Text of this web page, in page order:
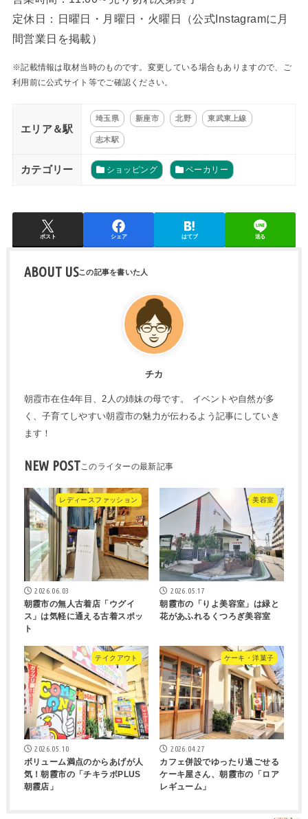
定休日：日曜日・月曜日・火曜日（公式Instagramに月
間営業日を掲載）
※記載情報は取材当時のものです。変更している場合もありますので、ご
利用前に公式サイト等でご確認ください。
エリア＆駅
埼玉県 新座市 北野 東武東上線
志木駅
カテゴリー ショッピング ベーカリー
ポスト シェア はてブ 送る
ABOUT US
チカ
朝霞市在住4年目、2人の姉妹の母です。 イベントや自然が多
く、子育てしやすい朝霞市の魅力が伝わるよう記事にしていき
ます！
NEW POST
レディースファッション
2026.06.03
朝霞市の無人古着店「ウグイ
ス」は気軽に通える古着スポッ
ト
美容室
2026.05.17
朝霞市の「りよ美容室」は緑と
花があふれるくつろぎ美容室
テイクアウト
2026.05.10
ボリューム満点のからあげが人
気！朝霞市の「チキラボPLUS
朝霞店」
ケーキ・洋菓子
2026.04.27
カフェ併設でゆったり過ごせる
ケーキ屋さん、朝霞市の「ロア
レギューム」